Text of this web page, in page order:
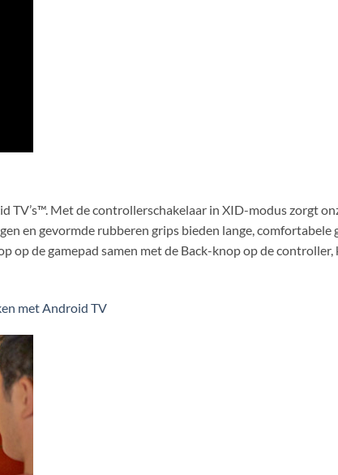
TV’s™. Met de controllerschakelaar in XID-modus zorgt
en gevormde rubberen grips bieden lange, comfortabele
de gamepad samen met de Back-knop op de controller,
met Android TV